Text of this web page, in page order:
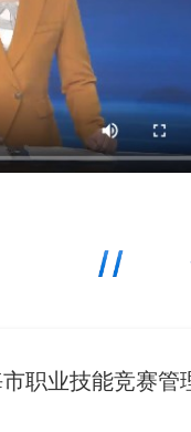
职业技能竞赛管